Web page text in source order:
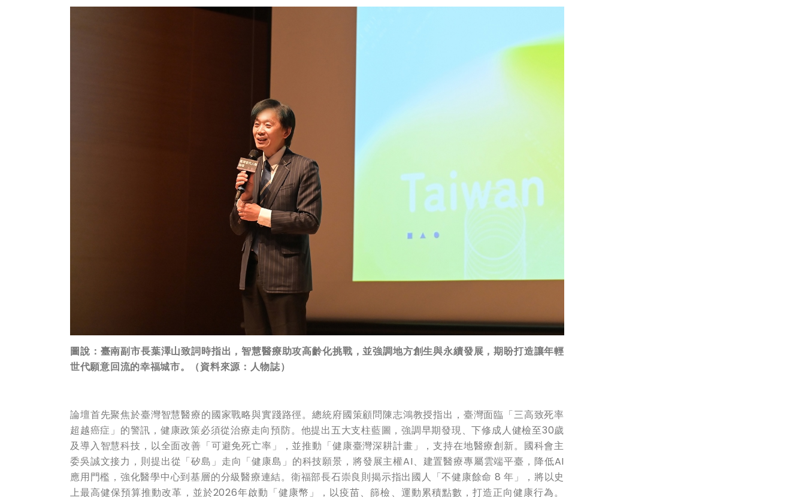
圖說： 臺南副市長葉澤山致詞時指出，智慧醫療助攻高齡化挑戰，並強調地方創生與永續發展，期盼打造讓年輕
世代願意回流的幸福城市。
（資料來源：人物誌）
論壇首先聚焦於臺灣智慧醫療的國家戰略與實踐路徑。總統府國策顧問陳志鴻教授指出，臺灣面臨「三高致死率
超越癌症」的警訊，健康政策必須從治療走向預防。他提出五大支柱藍圖，強調早期發現、下修成人健檢至30歲
及導入智慧科技，以全面改善「可避免死亡率」，並推動「健康臺灣深耕計畫」，支持在地醫療創新。國科會主
委吳誠文接力，則提出從「矽島」走向「健康島」的科技願景，將發展主權AI、建置醫療專屬雲端平臺，降低AI
應用門檻，強化醫學中心到基層的分級醫療連結。衛福部長石崇良則揭示指出國人「不健康餘命 8 年」，將以史
上最高健保預算推動改革，並於2026年啟動「健康幣」，以疫苗、篩檢、運動累積點數，打造正向健康行為。